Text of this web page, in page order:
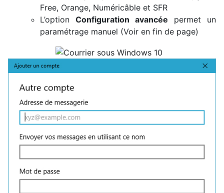
Free, Orange, Numéricâble et SFR
L’option Configuration avancée permet un
paramétrage manuel (Voir en fin de page)